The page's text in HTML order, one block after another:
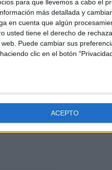
para que llevemos a cabo el
más detallada y
en cuenta que algún
usted tiene el derecho de
Puede cambiar sus
clic en el botón
ACEPTO
Ginés y
encontramos
como docentes, y